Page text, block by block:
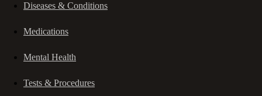
Diseases & Conditions
Medications
Mental Health
Tests & Procedures